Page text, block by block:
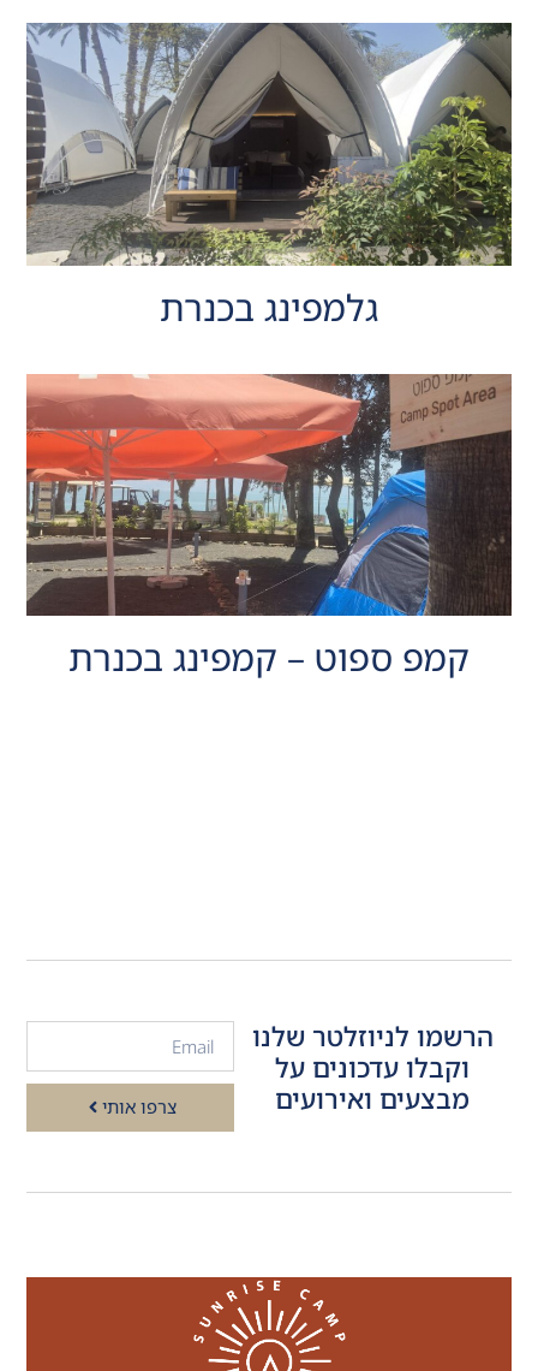
גלמפינג בכנרת
קמפ ספוט – קמפינג בכנרת
הרשמו לניוזלטר שלנו
וקבלו עדכונים על
מבצעים ואירועים
צרפו אותי